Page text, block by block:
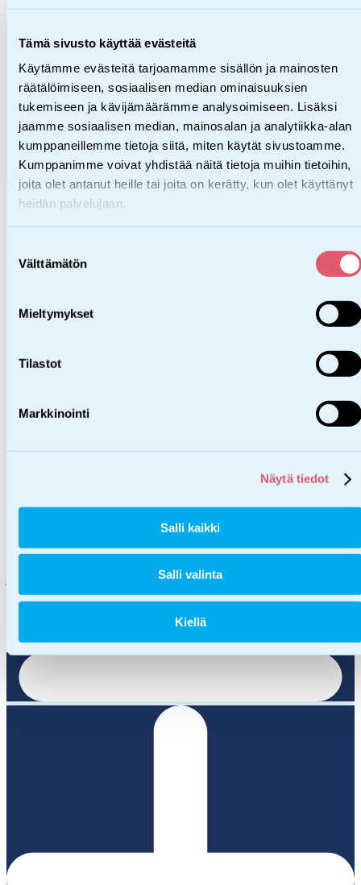
Tämä sivusto käyttää evästeitä
Käytämme evästeitä tarjoamamme sisällön ja mainosten
räätälöimiseen, sosiaalisen median ominaisuuksien
tukemiseen ja kävijämäärämme analysoimiseen. Lisäksi
jaamme sosiaalisen median, mainosalan ja analytiikka-alan
kumppaneillemme tietoja siitä, miten käytät sivustoamme.
Kumppanimme voivat yhdistää näitä tietoja muihin tietoihin,
joita olet antanut heille tai joita on kerätty, kun olet käyttänyt
heidän palvelujaan.
valinta
Välttämätön
Mieltymykset
Tilastot
Markkinointi
Näytä tiedot
Salli kaikki
Salli valinta
Kiellä
heidi.lotjonen@sos-lapsikyla.fi
044 794 5708
0447727136
jenna.simola@sos-lapsikyla.fi
Keskinen alue (Tampere-Jyväskylä)